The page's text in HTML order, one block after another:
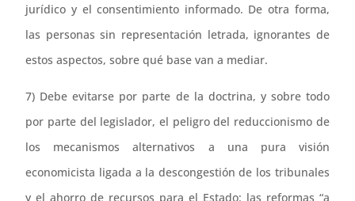
jurídico y el consentimiento informado. De otra forma,
las personas sin representación letrada, ignorantes de
estos aspectos, sobre qué base van a mediar.
7) Debe evitarse por parte de la doctrina, y sobre todo
por parte del legislador, el peligro del reduccionismo de
los mecanismos alternativos a una pura visión
economicista ligada a la descongestión de los tribunales
y el ahorro de recursos para el Estado: las reformas “a